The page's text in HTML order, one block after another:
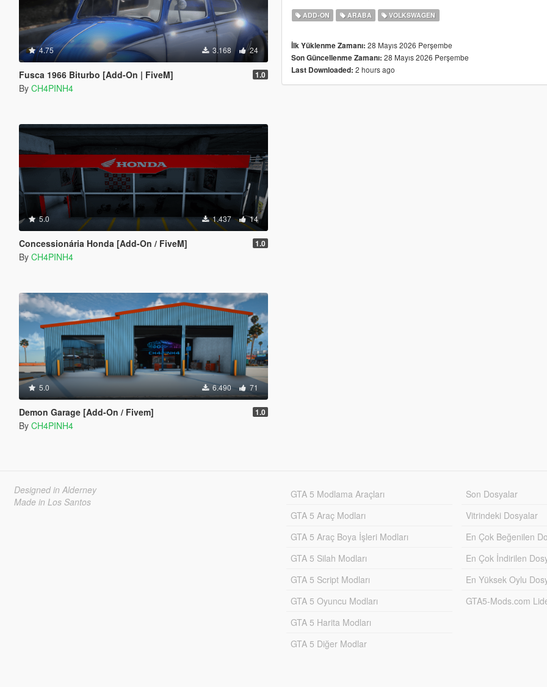
4.75 3.168 24
Fusca 1966 Biturbo [Add-On | FiveM] 1.0
By CH4PINH4
5.0 1.437 14
Concessionária Honda [Add-On / FiveM] 1.0
By CH4PINH4
5.0 6.490 71
Demon Garage [Add-On / Fivem] 1.0
By CH4PINH4
ADD-ON ARABA VOLKSWAGEN
İlk Yüklenme Zamanı: 28 Mayıs 2026 Perşembe
Son Güncellenme Zamanı: 28 Mayıs 2026 Perşembe
Last Downloaded: 2 hours ago
Designed in Alderney
Made in Los Santos
GTA 5 Modlama Araçları
GTA 5 Araç Modları
GTA 5 Araç Boya İşleri Modları
GTA 5 Silah Modları
GTA 5 Script Modları
GTA 5 Oyuncu Modları
GTA 5 Harita Modları
GTA 5 Diğer Modlar
Son Dosyalar
Vitrindeki Dosyalar
En Çok Beğenilen
En Çok İndirilen
En Yüksek Oylu
GTA5-Mods.com